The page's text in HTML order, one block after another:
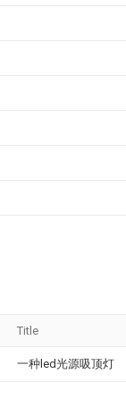
Title
一种led光源吸顶灯